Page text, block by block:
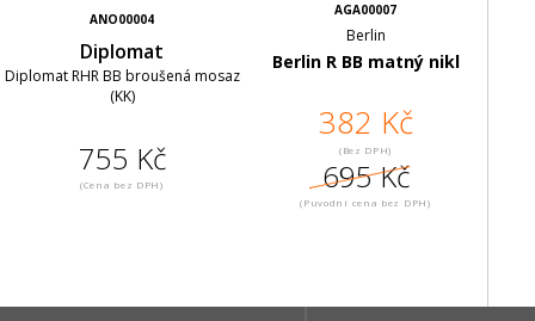
ANO00004
Diplomat
Diplomat RHR BB broušená mosaz
(KK)
755 Kč
(Cena bez DPH)
AGA00007
Berlin
Berlin R BB matný nikl
382 Kč
(Bez DPH)
695 Kč
(Puvodní cena bez DPH)